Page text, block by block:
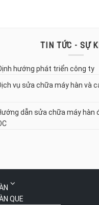
TIN TỨC - SỰ
hướng phát triển công ty
vụ sửa chữa máy hàn và
dẫn sửa chữa máy hàn
QUE